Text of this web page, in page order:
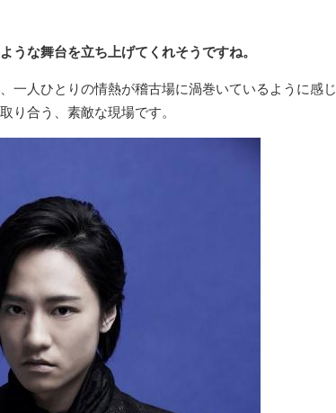
な舞台を立ち上げてくれそうですね。
一人ひとりの情熱が稽古場に渦巻いているように感じ
り合う、素敵な現場です。